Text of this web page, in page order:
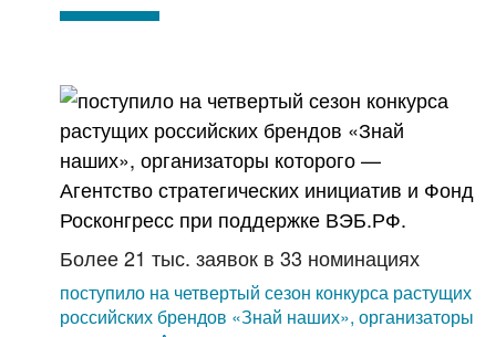
Более 21 тыс. заявок в 33 номинациях
поступило на четвертый сезон конкурса растущих
российских брендов «Знай наших», организаторы